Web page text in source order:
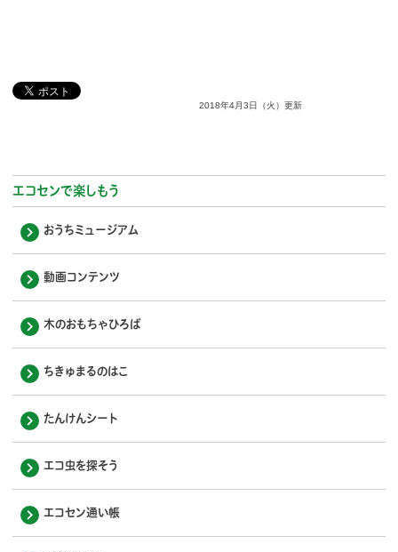
2018年4月3日（火）更新
エコセンで楽しもう
おうちミュージアム
動画コンテンツ
木のおもちゃひろば
ちきゅまるのはこ
たんけんシート
エコ虫を探そう
エコセン通い帳